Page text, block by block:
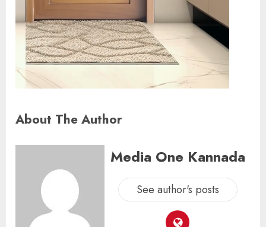
About The Author
Media One Kannada
See author's posts